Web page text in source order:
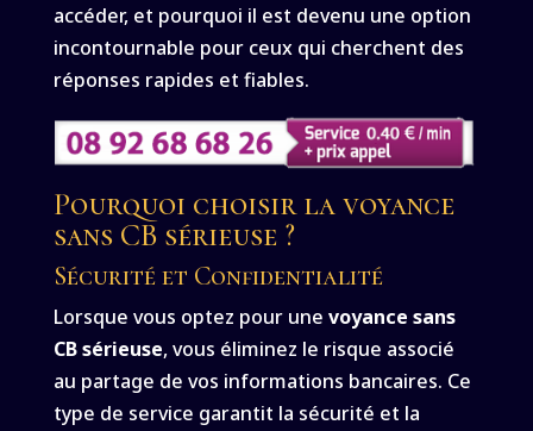
accéder, et pourquoi il est devenu une option
incontournable pour ceux qui cherchent des
réponses rapides et fiables.
Pourquoi choisir la voyance
sans CB sérieuse ?
Sécurité et Confidentialité
Lorsque vous optez pour une voyance sans
CB sérieuse, vous éliminez le risque associé
au partage de vos informations bancaires. Ce
type de service garantit la sécurité et la